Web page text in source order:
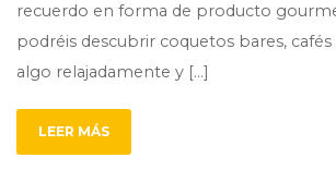
recuerdo en forma de producto
podréis descubrir coquetos bares,
algo relajadamente y […]
LEER MÁS